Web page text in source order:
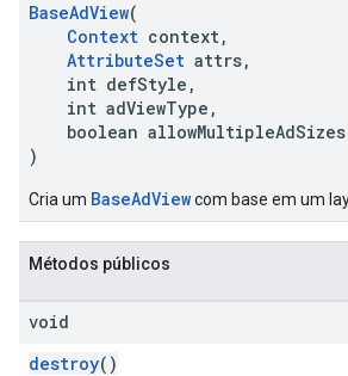
BaseAdView(
Context context,
AttributeSet attrs,
int defStyle,
int adViewType,
boolean allowMultipleAdSizes
)
Cria um BaseAdViewcom base em um
Métodos públicos
void
destroy()